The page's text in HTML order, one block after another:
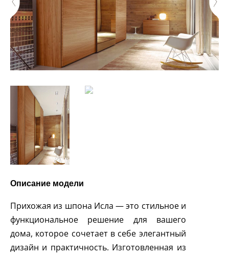
Описание модели
Прихожая из шпона Исла — это стильное и
функциональное решение для вашего
дома, которое сочетает в себе элегантный
дизайн и практичность. Изготовленная из